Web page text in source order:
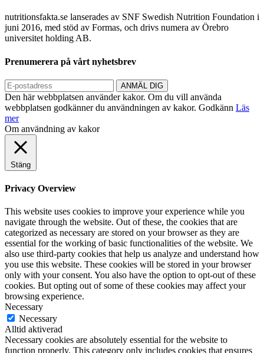
nutritionsfakta.se lanserades av SNF Swedish Nutrition Foundation i
juni 2016, med stöd av Formas, och drivs numera av Örebro
universitet holding AB.
Prenumerera på vårt nyhetsbrev
Den här webbplatsen använder kakor. Om du vill använda
webbplatsen godkänner du användningen av kakor. Godkänn Läs
mer
Om användning av kakor
Stäng
Privacy Overview
This website uses cookies to improve your experience while you
navigate through the website. Out of these, the cookies that are
categorized as necessary are stored on your browser as they are
essential for the working of basic functionalities of the website. We
also use third-party cookies that help us analyze and understand how
you use this website. These cookies will be stored in your browser
only with your consent. You also have the option to opt-out of these
cookies. But opting out of some of these cookies may affect your
browsing experience.
Necessary
Necessary
Alltid aktiverad
Necessary cookies are absolutely essential for the website to
function properly. This category only includes cookies that ensures